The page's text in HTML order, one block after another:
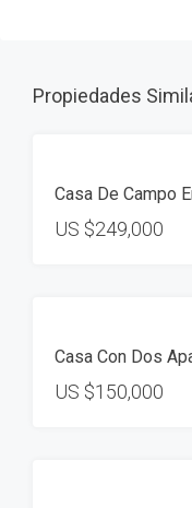
Propiedades
Casa De Campo
US $249,000
Casa Con Dos
US $150,000